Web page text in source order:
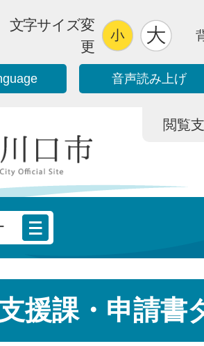
文字サイズ変
更
音声読み上げ
閲覧
援課・申請書